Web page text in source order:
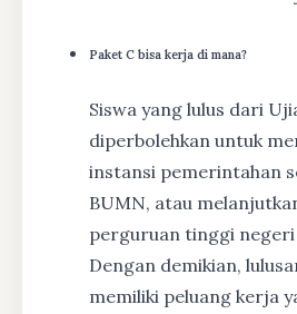
Paket C bisa kerja di mana?
Siswa yang lulus dari
diperbolehkan untuk
instansi pemerintahan
BUMN, atau
perguruan tinggi negeri
Dengan demikian,
memiliki peluang kerja